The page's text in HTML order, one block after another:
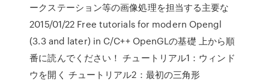
ークステーション等の画像処理を担当する主要な
2015/01/22 Free tutorials for modern Opengl
(3.3 and later) in C/C++ OpenGLの基礎 上から順
番に読んでください！ チュートリアル1：ウィンド
ウを開く チュートリアル2：最初の三角形